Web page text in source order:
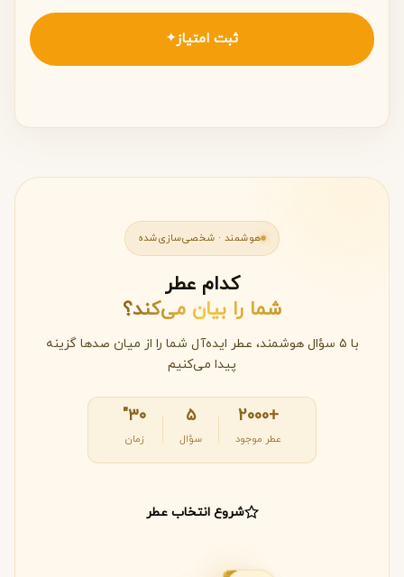
ثبت امتیاز ✦
هوشمند · شخصی‌سازی‌شده
کدام عطر
شما را بیان می‌کند؟
با ۵ سؤال هوشمند، عطر ایده‌آل شما را از میان صدها گزینه
پیدا می‌کنیم
+2000
عطر موجود
۵
سؤال
۳۰"
زمان
شروع انتخاب عطر